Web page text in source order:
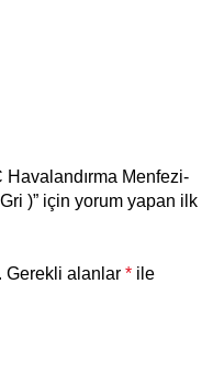
Menfezi-
)” için yorum yapan ilk
Gerekli alanlar * ile